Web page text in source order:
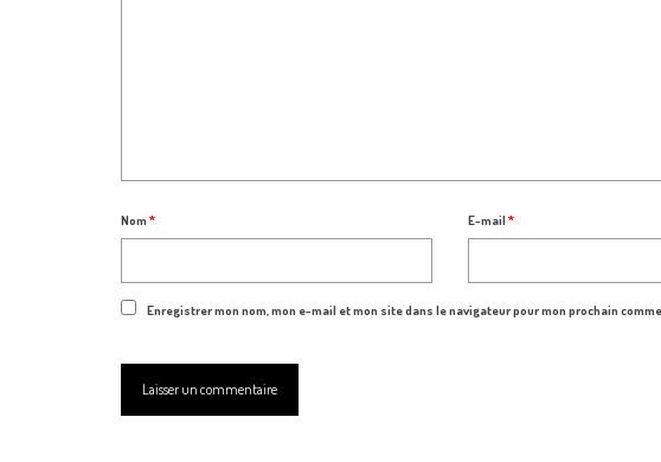
Nom * E-mail*
Enregistrer mon nom, mon e-mail et mon site dans le navigateur pour mon prochain